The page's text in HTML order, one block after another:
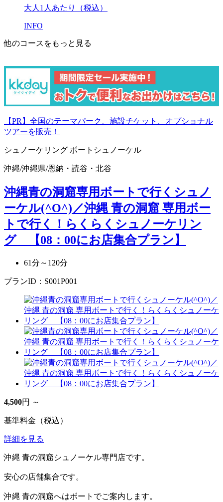
大人1人あたり（税込）
INFO
他のコースをもっと見る
【PR】全国のテーマパーク、施設チケット、オプショナル
ツアーを販売！
シュノーケリング ボートシュノーケル
沖縄/沖縄県/恩納・読谷・北谷
沖縄青の洞窟専用ボートで行くシュノ
ーケル(^O^)／沖縄 青の洞窟 専用ボー
トで行く！らくらくシュノーケリン
グ 【08：00にお店集合プラン】
61分～120分
プランID：S001P001
4,500円 ～
基準料金（税込）
詳細を見る
沖縄 青の洞窟シュノーケル専門店です。
安心の店舗集合です。
沖縄 青の洞窟へはボートでご案内します。